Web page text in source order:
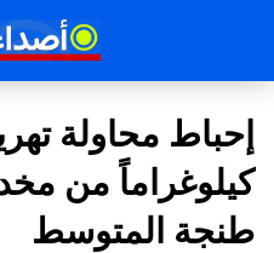
كيلوغراماً من
طنجة المتوسط